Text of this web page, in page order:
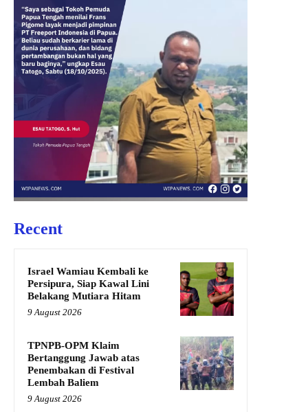
Recent
Israel Wamiau Kembali ke
Persipura, Siap Kawal Lini
Belakang Mutiara Hitam
9 August 2026
TPNPB-OPM Klaim
Bertanggung Jawab atas
Penembakan di Festival
Lembah Baliem
9 August 2026